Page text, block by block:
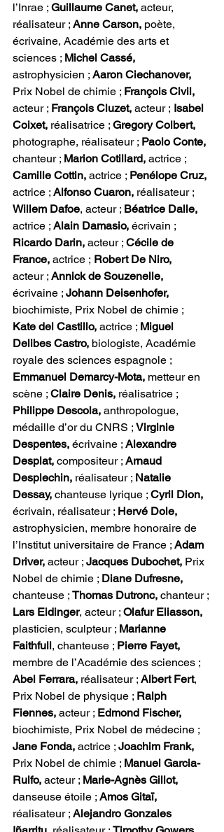
l’Inrae ; Guillaume Canet, acteur,
réalisateur ; Anne Carson, poète,
écrivaine, Académie des arts et
sciences ; Michel Cassé,
astrophysicien ; Aaron Ciechanover,
Prix Nobel de chimie ; François Civil,
acteur ; François Cluzet, acteur ; Isabel
Coixet, réalisatrice ; Gregory Colbert,
photographe, réalisateur ; Paolo Conte,
chanteur ; Marion Cotillard, actrice ;
Camille Cottin, actrice ; Penélope Cruz,
actrice ; Alfonso Cuaron, réalisateur ;
Willem Dafoe, acteur ; Béatrice Dalle,
actrice ; Alain Damasio, écrivain ;
Ricardo Darin, acteur ; Cécile de
France, actrice ; Robert De Niro,
acteur ; Annick de Souzenelle,
écrivaine ; Johann Deisenhofer,
biochimiste, Prix Nobel de chimie ;
Kate del Castillo, actrice ; Miguel
Delibes Castro, biologiste, Académie
royale des sciences espagnole ;
Emmanuel Demarcy-Mota, metteur en
scène ; Claire Denis, réalisatrice ;
Philippe Descola, anthropologue,
médaille d’or du CNRS ; Virginie
Despentes, écrivaine ; Alexandre
Desplat, compositeur ; Arnaud
Desplechin, réalisateur ; Natalie
Dessay, chanteuse lyrique ; Cyril Dion,
écrivain, réalisateur ; Hervé Dole,
astrophysicien, membre honoraire de
l’Institut universitaire de France ; Adam
Driver, acteur ; Jacques Dubochet, Prix
Nobel de chimie ; Diane Dufresne,
chanteuse ; Thomas Dutronc, chanteur ;
Lars Eidinger, acteur ; Olafur Eliasson,
plasticien, sculpteur ; Marianne
Faithfull, chanteuse ; Pierre Fayet,
membre de l’Académie des sciences ;
Abel Ferrara, réalisateur ; Albert Fert,
Prix Nobel de physique ; Ralph
Fiennes, acteur ; Edmond Fischer,
biochimiste, Prix Nobel de médecine ;
Jane Fonda, actrice ; Joachim Frank,
Prix Nobel de chimie ; Manuel Garcia-
Rulfo, acteur ; Marie-Agnès Gillot,
danseuse étoile ; Amos Gitaï,
réalisateur ; Alejandro Gonzales